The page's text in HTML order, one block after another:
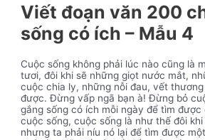
Viết đoạn văn 200
sống có ích – Mẫu 4
Cuộc sống không phải lúc nào cũng là
tươi, đôi khi sẽ những giọt nước mắt,
cuộc chia ly, những nỗi đau, vết
được. Đừng vấp ngã bạn à! Đừng bỏ
gắng sống có ích mỗi ngày để tìm
cuộc sống, cuộc sống là như thế đôi
nhưng ta phải níu nó lại để tìm được